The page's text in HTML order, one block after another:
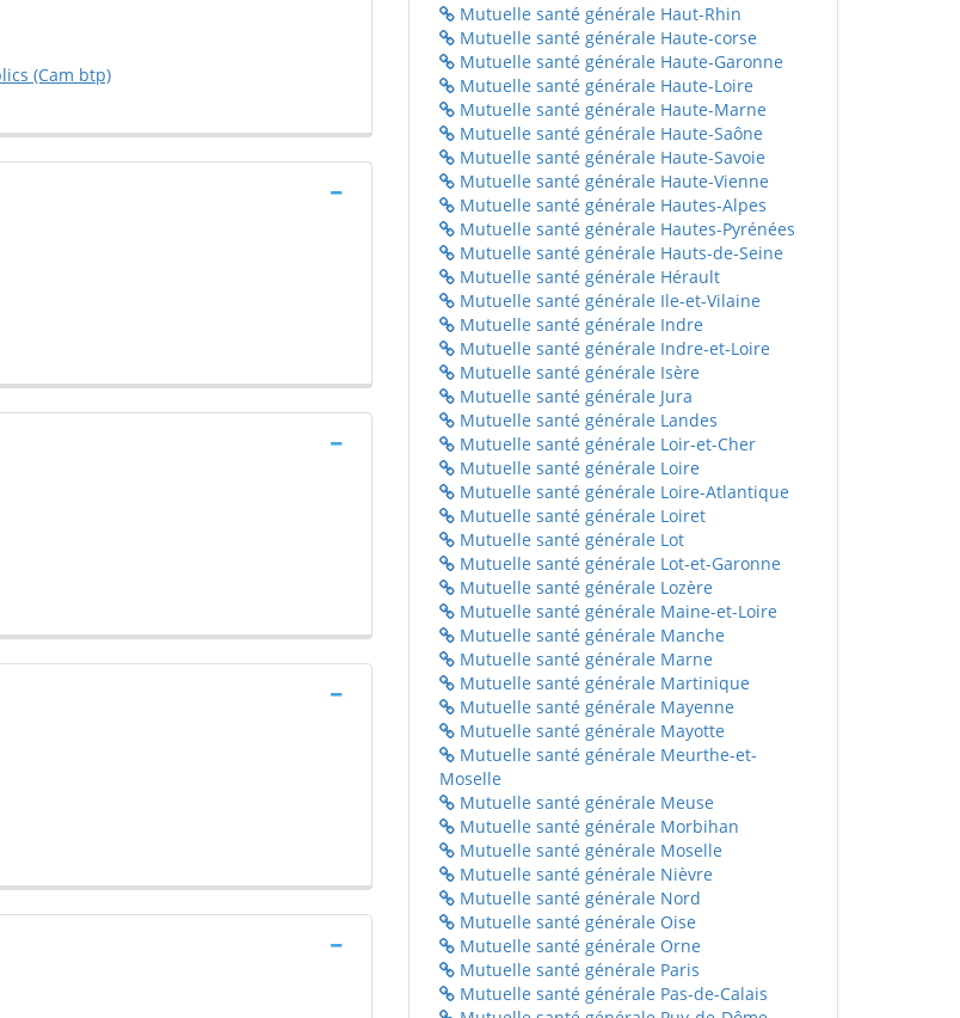
(Cam btp)
Mutuelle santé générale Haut-Rhin
Mutuelle santé générale Haute-corse
Mutuelle santé générale Haute-Garonne
Mutuelle santé générale Haute-Loire
Mutuelle santé générale Haute-Marne
Mutuelle santé générale Haute-Saône
Mutuelle santé générale Haute-Savoie
Mutuelle santé générale Haute-Vienne
Mutuelle santé générale Hautes-Alpes
Mutuelle santé générale Hautes-Pyrénées
Mutuelle santé générale Hauts-de-Seine
Mutuelle santé générale Hérault
Mutuelle santé générale Ile-et-Vilaine
Mutuelle santé générale Indre
Mutuelle santé générale Indre-et-Loire
Mutuelle santé générale Isère
Mutuelle santé générale Jura
Mutuelle santé générale Landes
Mutuelle santé générale Loir-et-Cher
Mutuelle santé générale Loire
Mutuelle santé générale Loire-Atlantique
Mutuelle santé générale Loiret
Mutuelle santé générale Lot
Mutuelle santé générale Lot-et-Garonne
Mutuelle santé générale Lozère
Mutuelle santé générale Maine-et-Loire
Mutuelle santé générale Manche
Mutuelle santé générale Marne
Mutuelle santé générale Martinique
Mutuelle santé générale Mayenne
Mutuelle santé générale Mayotte
Mutuelle santé générale Meurthe-et-
Moselle
Mutuelle santé générale Meuse
Mutuelle santé générale Morbihan
Mutuelle santé générale Moselle
Mutuelle santé générale Nièvre
Mutuelle santé générale Nord
Mutuelle santé générale Oise
Mutuelle santé générale Orne
Mutuelle santé générale Paris
Mutuelle santé générale Pas-de-Calais